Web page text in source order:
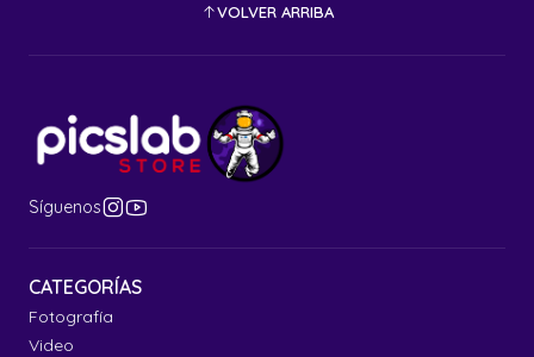
VOLVER ARRIBA
Síguenos
CATEGORÍAS
Fotografía
Video